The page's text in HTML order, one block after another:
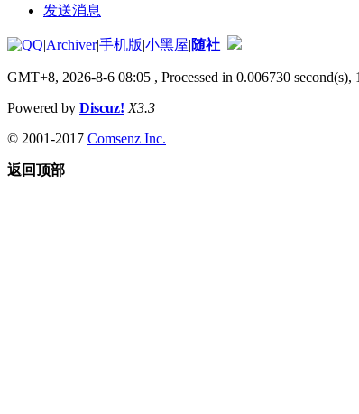
发送消息
|Archiver|手机版|小黑屋|随社
GMT+8, 2026-8-6 08:05 , Processed in 0.006730 second(s),
Powered by Discuz! X3.3
© 2001-2017 Comsenz Inc.
返回顶部